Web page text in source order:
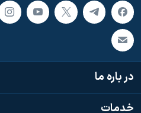
در باره ما
خدمات